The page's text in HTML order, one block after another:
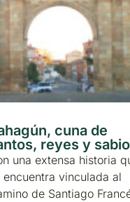
cuna de
reyes y
una extensa historia
encuentra vinculada al
de Santiago